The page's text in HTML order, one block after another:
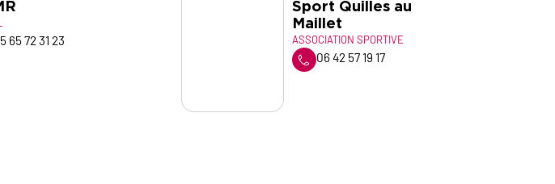
Sport Quilles au
ASSOCIATION SPORTIVE
06 42 57 19 17